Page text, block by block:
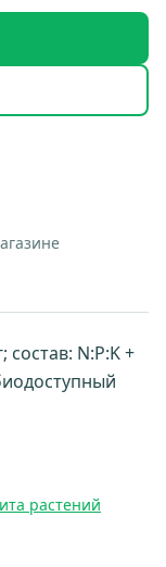
состав: N:P:K +
растений